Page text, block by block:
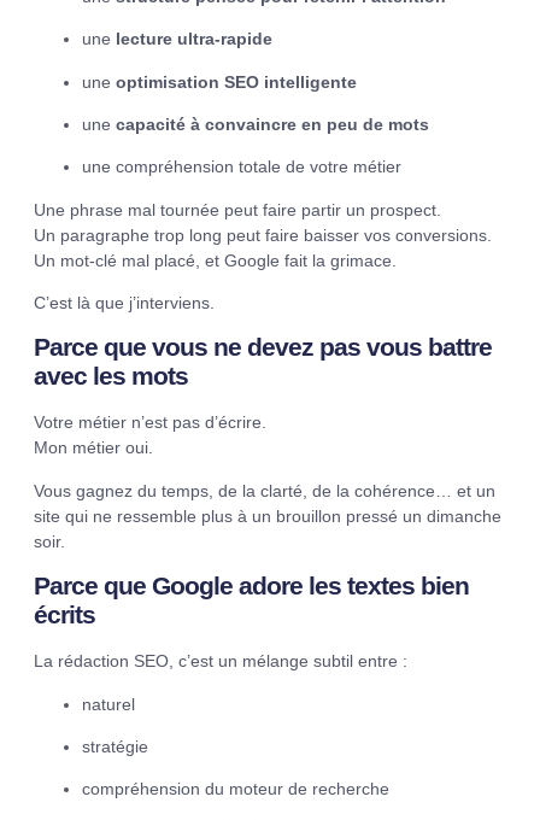
une lecture ultra-rapide
une optimisation SEO intelligente
une capacité à convaincre en peu de mots
une compréhension totale de votre métier
Une phrase mal tournée peut faire partir un prospect.
Un paragraphe trop long peut faire baisser vos conversions.
Un mot-clé mal placé, et Google fait la grimace.
C’est là que j’interviens.
Parce que vous ne devez pas vous battre
avec les mots
Votre métier n’est pas d’écrire.
Mon métier oui.
Vous gagnez du temps, de la clarté, de la cohérence… et un
site qui ne ressemble plus à un brouillon pressé un dimanche
soir.
Parce que Google adore les textes bien
écrits
La rédaction SEO, c’est un mélange subtil entre :
naturel
stratégie
compréhension du moteur de recherche